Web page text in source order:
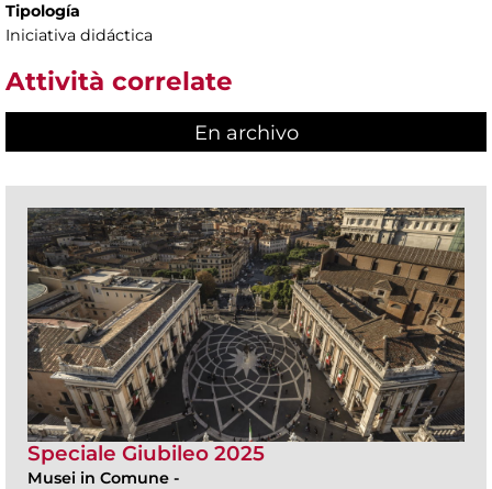
Tipología
Iniciativa didáctica
Attività correlate
En archivo
Speciale Giubileo 2025
Musei in Comune -